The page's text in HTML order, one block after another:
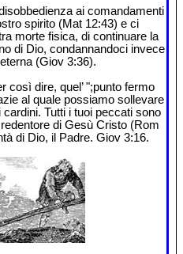
ai comandamenti
spirito (Mat 12:43) e ci
morte fisica, di continuare la
di Dio, condannandoci invece
(Giov 3:36).
così dire, quel’ ";punto fermo
al quale possiamo sollevare
Tutti i tuoi peccati sono
di Gesù Cristo (Rom
di Dio, il Padre. Giov 3:16.